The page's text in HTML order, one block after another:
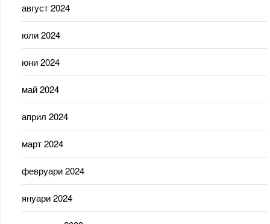
август 2024
юли 2024
юни 2024
май 2024
април 2024
март 2024
февруари 2024
януари 2024